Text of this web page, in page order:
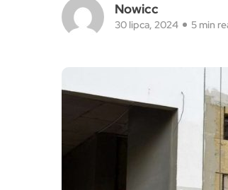
Nowicc
30 lipca, 2024 5 min